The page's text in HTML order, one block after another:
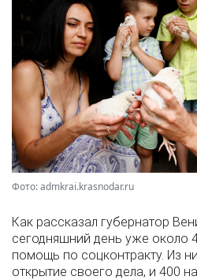
Фото: admkrai.krasnodar.ru
Как рассказал губернатор
сегодняшний день уже около
помощь по соцконтракту. Из
открытие своего дела, и 400